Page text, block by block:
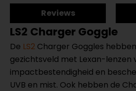
Reviews
LS2 Charger Goggle
De LS2 Charger Goggles
gezichtsveld met Lexan-lenzen
impactbestendigheid en
UVB en mist. Ook hebben de